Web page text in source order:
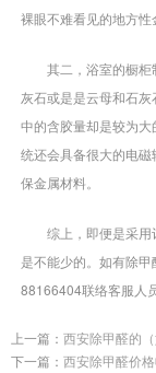
裸眼不难看见的地方性
其二，浴室的橱柜
灰石或是是云母和石
中的含胶量却是较为
统还会具备很大的电
保金属材料。
综上，即便是采用
是不能少的。如有除
88166404联络客服人
上一篇： 西安除甲醛的
下一篇： 西安除甲醛价